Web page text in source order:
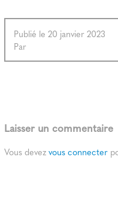
Publié le 20 janvier 2023
Par
Laisser un commentaire
Vous devezvous connecter